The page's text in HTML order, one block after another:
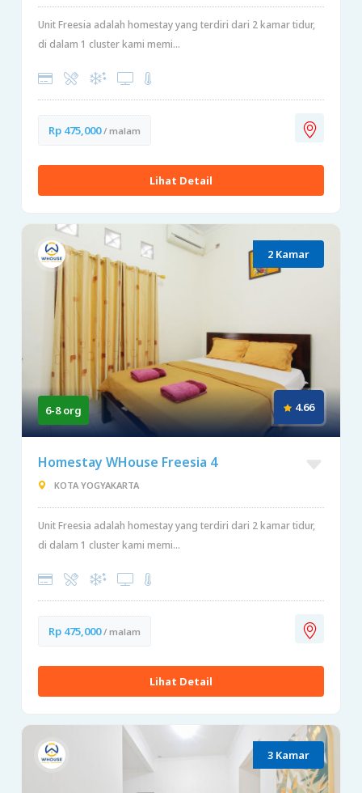
Unit Freesia adalah homestay yang terdiri dari 2 kamar tidur,
di dalam 1 cluster kami memi...
Rp 475,000/ malam
Lihat Detail
2 Kamar
6-8 org 4.66
Homestay WHouse Freesia 4
KOTA YOGYAKARTA
Unit Freesia adalah homestay yang terdiri dari 2 kamar tidur,
di dalam 1 cluster kami memi...
Rp 475,000/ malam
Lihat Detail
3 Kamar